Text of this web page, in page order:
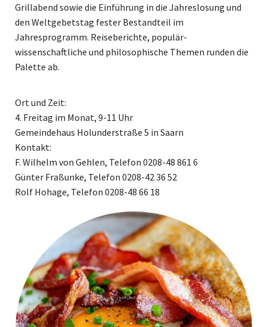
Grillabend sowie die Einführung in die Jahreslosung und
den Weltgebetstag fester Bestandteil im
Jahresprogramm. Reiseberichte, populär-
wissenschaftliche und philosophische Themen runden die
Palette ab.
Ort und Zeit:
4. Freitag im Monat, 9-11 Uhr
Gemeindehaus Holunderstraße 5 in Saarn
Kontakt:
F. Wilhelm von Gehlen, Telefon 0208-48 861 6
Günter Fraßunke, Telefon 0208-42 36 52
Rolf Hohage, Telefon 0208-48 66 18